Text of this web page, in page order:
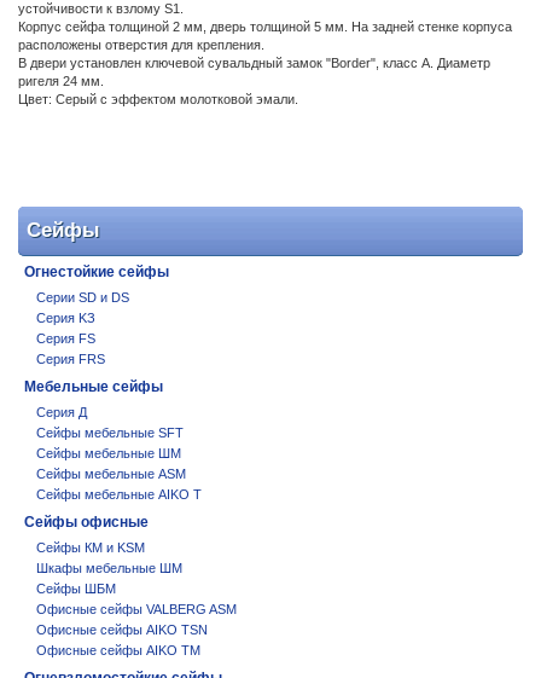
Сейфы
Огнестойкие сейфы
Cерии SD и DS
Cерия KЗ
Cерия FS
Серия FRS
Мебельные сейфы
Серия Д
Сейфы мебельные SFT
Сейфы мебельные ШМ
Сейфы мебельные ASM
Сейфы мебельные AIKO T
Сейфы офисные
Сейфы КМ и KSM
Шкафы мебельные ШМ
Сейфы ШБМ
Офисные сейфы VALBERG ASM
Офисные сейфы AIKO TSN
Офисные сейфы AIKO ТM
устойчивости к взлому S1.
Корпус сейфа толщиной 2 мм, дверь толщиной 5 мм. На задней стенке корпуса
расположены отверстия для крепления.
В двери установлен ключевой сувальдный замок "Border", класс А. Диаметр
ригеля 24 мм.
Цвет: Серый с эффектом молотковой эмали.